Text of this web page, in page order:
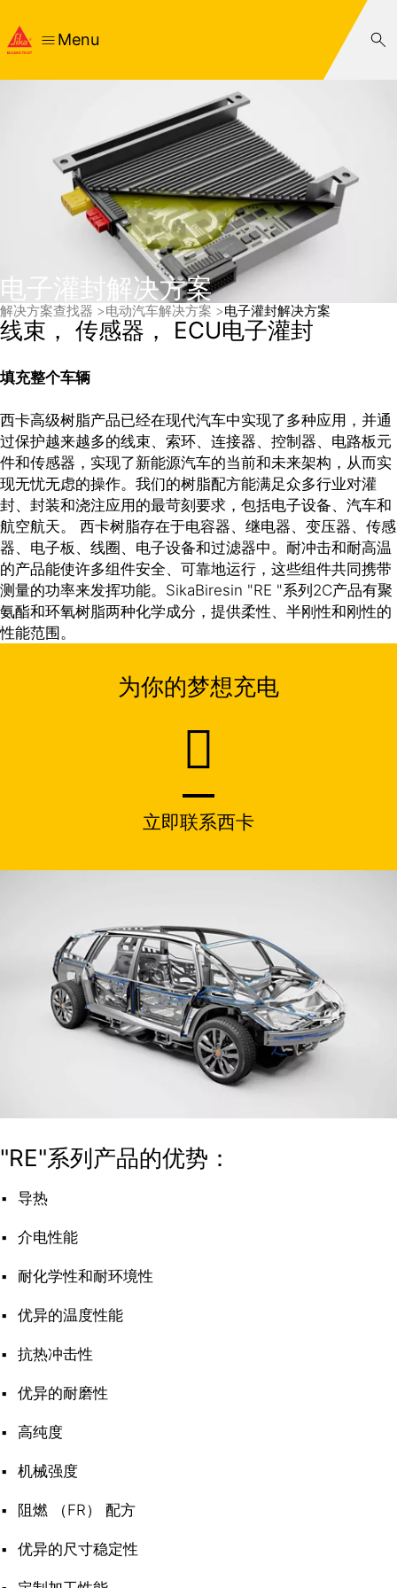
Menu
电子灌封解决方案
解决方案查找器 电动汽车解决方案 电子灌封解决方案
线束， 传感器， ECU电子灌封
填充整个车辆
西卡高级树脂产品已经在现代汽车中实现了多种应用，并通
过保护越来越多的线束、索环、连接器、控制器、电路板元
件和传感器，实现了新能源汽车的当前和未来架构，从而实
现无忧无虑的操作。我们的树脂配方能满足众多行业对灌
封、封装和浇注应用的最苛刻要求，包括电子设备、汽车和
航空航天。 西卡树脂存在于电容器、继电器、变压器、传感
器、电子板、线圈、电子设备和过滤器中。耐冲击和耐高温
的产品能使许多组件安全、可靠地运行，这些组件共同携带
测量的功率来发挥功能。SikaBiresin "RE "系列2C产品有聚
氨酯和环氧树脂两种化学成分，提供柔性、半刚性和刚性的
性能范围。
为你的梦想充电
立即联系西卡
"RE"系列产品的优势：
导热
介电性能
耐化学性和耐环境性
优异的温度性能
抗热冲击性
优异的耐磨性
高纯度
机械强度
阻燃 （FR） 配方
优异的尺寸稳定性